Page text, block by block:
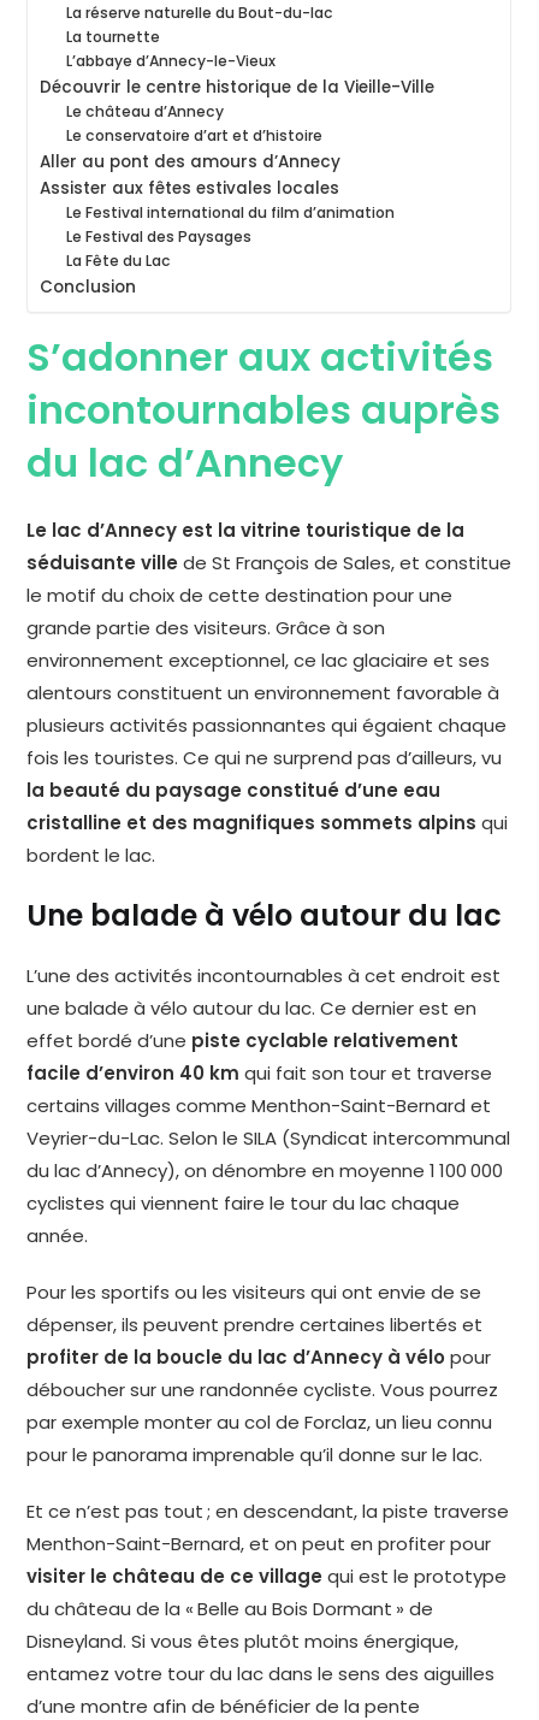
La réserve naturelle du Bout-du-lac
La tournette
L’abbaye d’Annecy-le-Vieux
Découvrir le centre historique de la Vieille-Ville
Le château d’Annecy
Le conservatoire d’art et d’histoire
Aller au pont des amours d’Annecy
Assister aux fêtes estivales locales
Le Festival international du film d’animation
Le Festival des Paysages
La Fête du Lac
Conclusion
S’adonner aux activités
incontournables auprès
du lac d’Annecy
Le lac d’Annecy est la vitrine touristique de la
séduisante ville de St François de Sales, et constitue
le motif du choix de cette destination pour une
grande partie des visiteurs. Grâce à son
environnement exceptionnel, ce lac glaciaire et ses
alentours constituent un environnement favorable à
plusieurs activités passionnantes qui égaient chaque
fois les touristes. Ce qui ne surprend pas d’ailleurs, vu
la beauté du paysage constitué d’une eau
cristalline et des magnifiques sommets alpins qui
bordent le lac.
Une balade à vélo autour du lac
L’une des activités incontournables à cet endroit est
une balade à vélo autour du lac. Ce dernier est en
effet bordé d’une piste cyclable relativement
facile d’environ 40 km qui fait son tour et traverse
certains villages comme Menthon-Saint-Bernard et
Veyrier-du-Lac. Selon le SILA (Syndicat intercommunal
du lac d’Annecy), on dénombre en moyenne 1 100 000
cyclistes qui viennent faire le tour du lac chaque
année.
Pour les sportifs ou les visiteurs qui ont envie de se
dépenser, ils peuvent prendre certaines libertés et
profiter de la boucle du lac d’Annecy à vélopour
déboucher sur une randonnée cycliste. Vous pourrez
par exemple monter au col de Forclaz, un lieu connu
pour le panorama imprenable qu’il donne sur le lac.
Et ce n’est pas tout ; en descendant, la piste traverse
Menthon-Saint-Bernard, et on peut en profiter pour
visiter le château de ce village qui est le prototype
du château de la « Belle au Bois Dormant » de
Disneyland. Si vous êtes plutôt moins énergique,
entamez votre tour du lac dans le sens des aiguilles
d’une montre afin de bénéficier de la pente